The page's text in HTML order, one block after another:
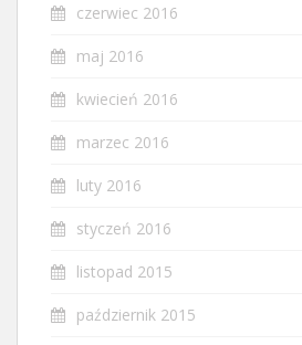
czerwiec 2016
maj 2016
kwiecień 2016
marzec 2016
luty 2016
styczeń 2016
listopad 2015
październik 2015